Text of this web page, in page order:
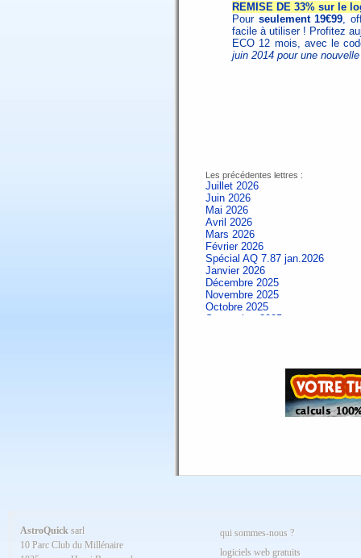
REMISE DE 33% sur le
Pour seulement 19€99,
facile à utiliser ! Profitez
ECO 12 mois, avec le
juin 2014 pour une
Les précédentes lettres :
Juillet 2026
Juin 2026
Mai 2026
Avril 2026
Mars 2026
Février 2026
Spécial AQ 7.87 jan.2026
Janvier 2026
Décembre 2025
Novembre 2025
Octobre 2025
Septembre 2025
Spécial AQ 7.84 jan.2025
Septembre 2024
Avril 2024
Mars 2024
AstroQuick sarl
10 Parc Club du Millénaire
qui sommes-nous ?
logiciels web gratuits